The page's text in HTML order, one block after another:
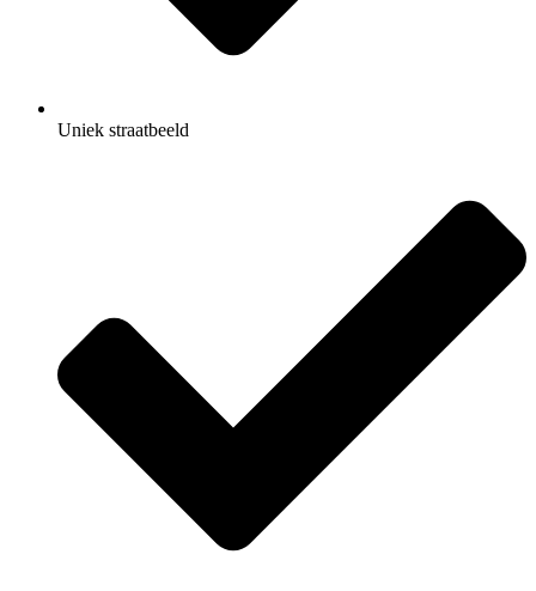
Uniek straatbeeld